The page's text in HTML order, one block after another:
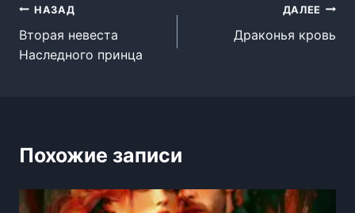
Навигация
по
НАЗАД
Вторая невеста
Наследного принца
ДАЛЕЕ
Драконья кровь
Похожие записи